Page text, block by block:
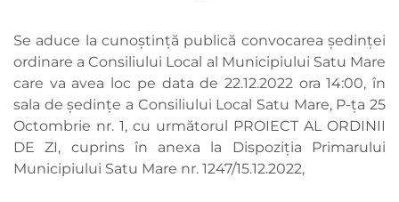
Se aduce la cunoștință publică convocarea ședinței
ordinare a Consiliului Local al Municipiului Satu Mare
care va avea loc pe data de 22.12.2022 ora 14:00, în
sala de ședințe a Consiliului Local Satu Mare, P-ța 25
Octombrie nr. 1, cu următorul PROIECT AL ORDINII
DE ZI, cuprins în anexa la Dispoziția Primarului
Municipiului Satu Mare nr. 1247/15.12.2022,